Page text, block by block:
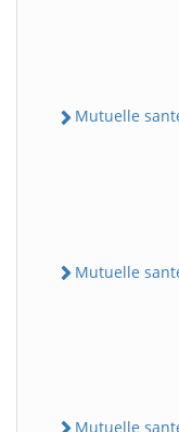
Mutuelle
Mutuelle
Mutuelle